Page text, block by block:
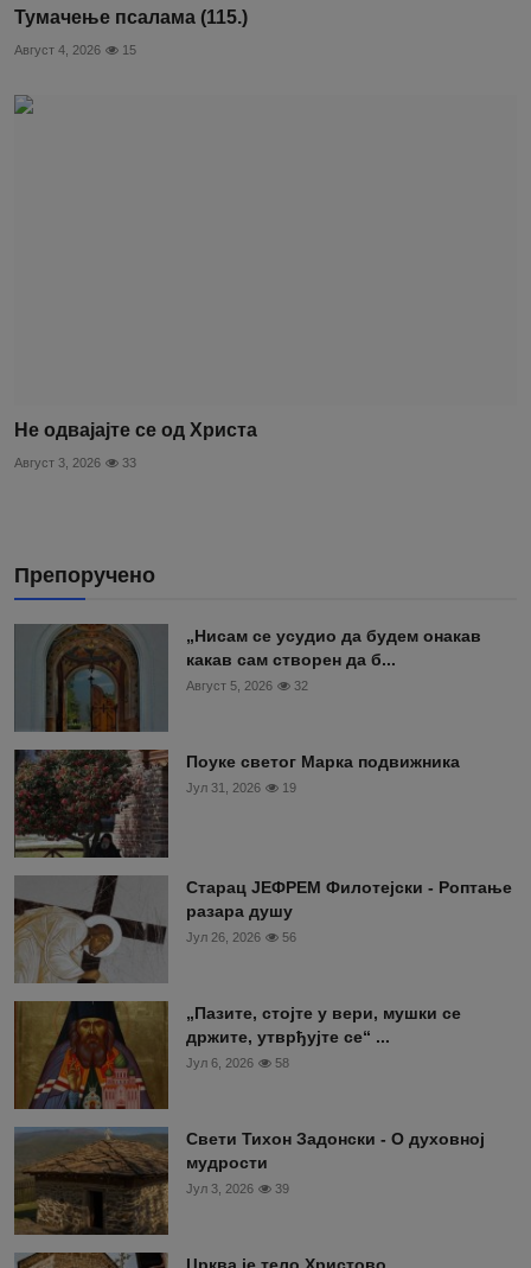
Тумачење псалама (115.)
Август 4, 2026 15
Не одвајајте се од Христа
Август 3, 2026 33
Препоручено
„Нисам се усудио да будем онакав
какав сам створен да б...
Август 5, 2026 32
Поуке светог Марка подвижника
Јул 31, 2026 19
Старац ЈЕФРЕМ Филотејски - Роптање
разара душу
Јул 26, 2026 56
„Пазите, стојте у вери, мушки се
држите, утврђујте се“ ...
Јул 6, 2026 58
Свети Тихон Задонски - О духовној
мудрости
Јул 3, 2026 39